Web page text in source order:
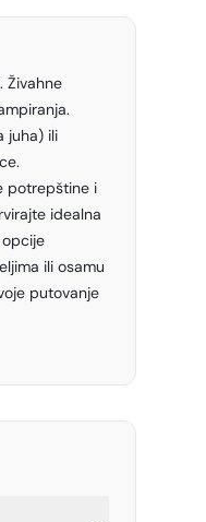
Živahne
juha) ili
potrepštine i
idealna
ili osamu
putovanje